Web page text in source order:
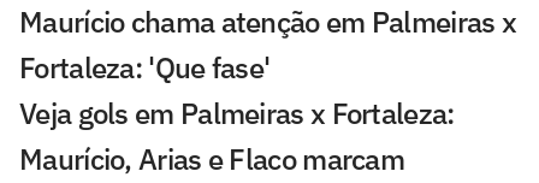
Maurício chama atenção em Palmeiras x
Fortaleza: 'Que fase'
Veja gols em Palmeiras x Fortaleza:
Maurício, Arias e Flaco marcam